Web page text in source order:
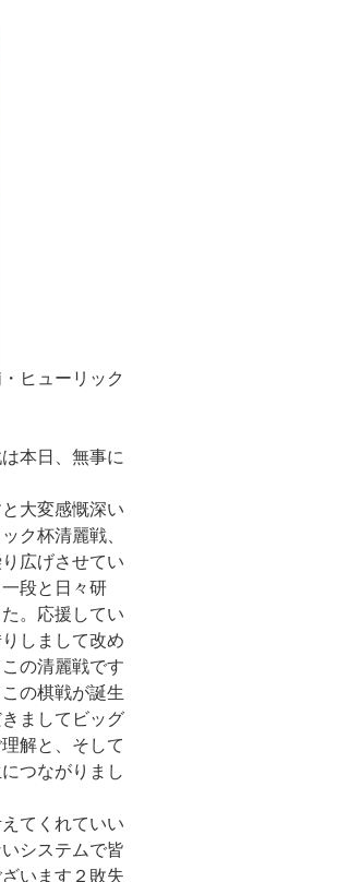
ヒューリック
本日、無事に
大変感慨深い
ク杯清麗戦、
広げさせてい
段と日々研
。応援してい
しまして改め
の清麗戦です
の棋戦が誕生
ましてビッグ
解と、そして
つながりまし
てくれていい
システムで皆
います２敗失